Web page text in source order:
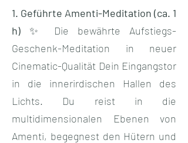
1. Geführte Amenti-Meditation (ca. 1
h)✨ Die bewährte Aufstiegs-
Geschenk-Meditation in neuer
Cinematic-Qualität Dein Eingangstor
in die innerirdischen Hallen des
Lichts. Du reist in die
multidimensionalen Ebenen von
Amenti, begegnest den Hütern und